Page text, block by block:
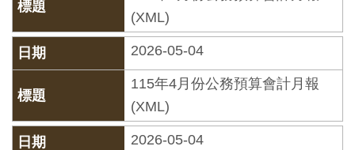
務
政
公
(XML)
2026-05-04
115年4月份公務預算會計月報
(XML)
2026-05-04